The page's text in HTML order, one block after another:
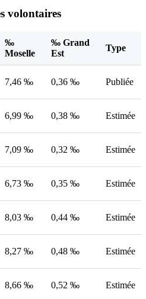
volontaires
‰
Moselle
‰ Grand
Est
Type
7,46 ‰ 0,36 ‰ Publiée
6,99 ‰ 0,38 ‰ Estimée
7,09 ‰ 0,32 ‰ Estimée
6,73 ‰ 0,35 ‰ Estimée
8,03 ‰ 0,44 ‰ Estimée
8,27 ‰ 0,48 ‰ Estimée
8,66 ‰ 0,52 ‰ Estimée